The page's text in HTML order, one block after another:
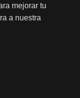
mejorar tu
a nuestra